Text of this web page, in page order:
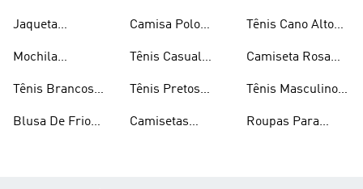
Jaqueta
Mochila
Tênis Brancos
Blusa De Frio
Camisa Polo
Tênis Casual
Tênis Pretos
Camisetas
Tênis Cano Alto
Camiseta Rosa
Tênis Masculino
Roupas Para